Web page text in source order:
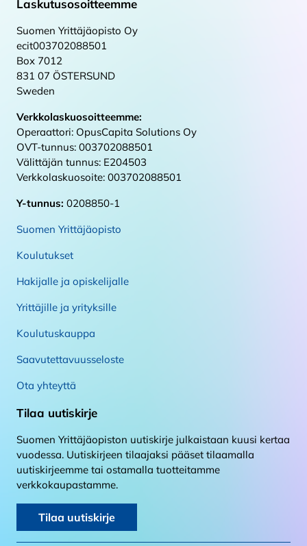
Laskutusosoitteemme
Suomen Yrittäjäopisto Oy
ecit003702088501
Box 7012
831 07 ÖSTERSUND
Sweden
Verkkolaskuosoitteemme:
Operaattori: OpusCapita Solutions Oy
OVT-tunnus: 003702088501
Välittäjän tunnus: E204503
Verkkolaskuosoite: 003702088501
Y-tunnus: 0208850-1
Suomen Yrittäjäopisto
Koulutukset
Hakijalle ja opiskelijalle
Yrittäjille ja yrityksille
Koulutuskauppa
Saavutettavuusseloste
Ota yhteyttä
Tilaa uutiskirje
Suomen Yrittäjäopiston uutiskirje julkaistaan kuusi kertaa
vuodessa. Uutiskirjeen tilaajaksi pääset tilaamalla
uutiskirjeemme tai ostamalla tuotteitamme
verkkokaupastamme.
Tilaa uutiskirje